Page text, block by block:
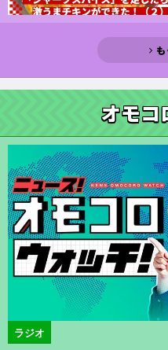
オモコ
ラジオ